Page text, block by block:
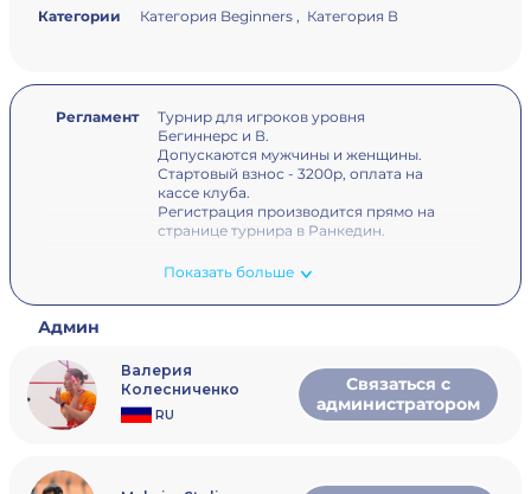
Категории
Категория Beginners , Категория В
Регламент
Турнир для игроков уровня
Бегиннерс и В.
Допускаются мужчины и женщины.
Стартовый взнос - 3200р, оплата на
кассе клуба.
Регистрация производится прямо на
странице турнира в Ранкедин.
Показать больше
Админ
Валерия
Колесниченко
RU
Связаться с
администратором